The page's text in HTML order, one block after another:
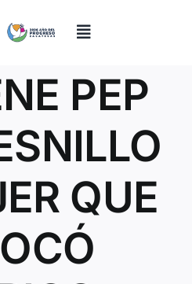
Toggle
PEP
QUE